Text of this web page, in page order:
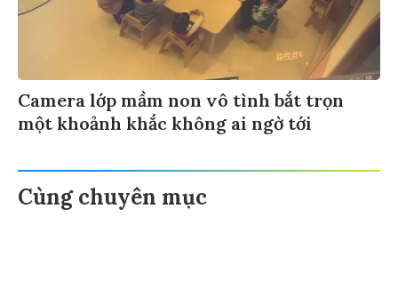
Camera lớp mầm non vô tình bắt trọn
một khoảnh khắc không ai ngờ tới
Cùng chuyên mục